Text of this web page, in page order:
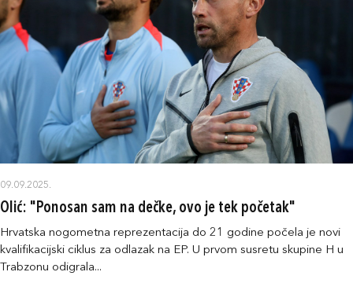
09.09.2025.
Olić: "Ponosan sam na dečke, ovo je tek početak"
Hrvatska nogometna reprezentacija do 21 godine počela je novi
kvalifikacijski ciklus za odlazak na EP. U prvom susretu skupine H u
Trabzonu odigrala...